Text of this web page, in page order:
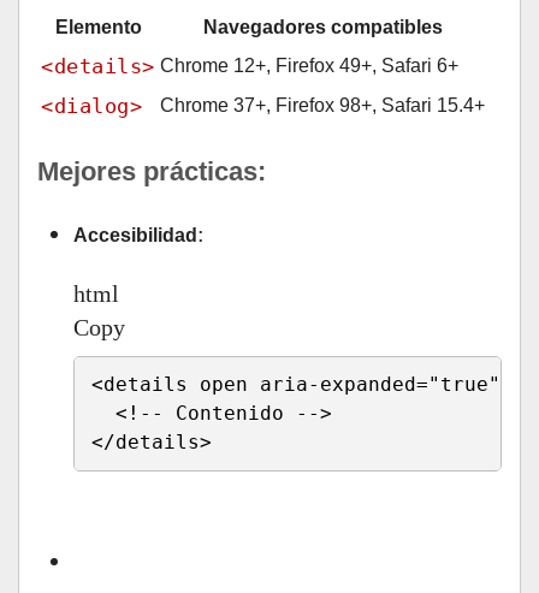
Elemento Navegadores compatibles
<details> Chrome 12+, Firefox 49+, Safari 6+
<dialog> Chrome 37+, Firefox 98+, Safari 15.4+
Mejores prácticas:
Accesibilidad :
html
Copy
<details open aria-expanded=" true"
<!-- Contenido -->
</details>